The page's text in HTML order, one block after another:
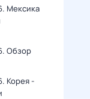
Мексика
Обзор
Корея -